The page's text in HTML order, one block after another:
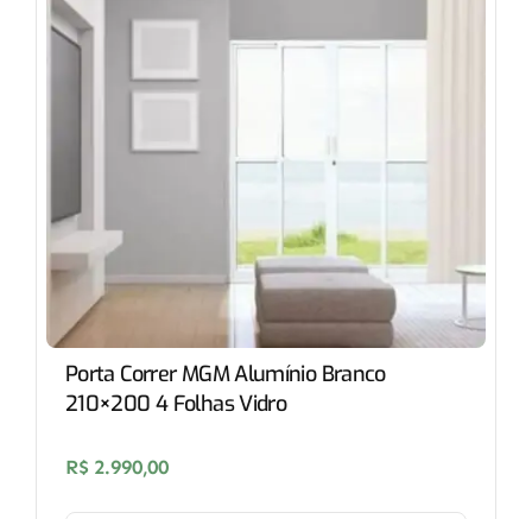
Porta Correr MGM Alumínio Branco
210×200 4 Folhas Vidro
R$ 2.990,00